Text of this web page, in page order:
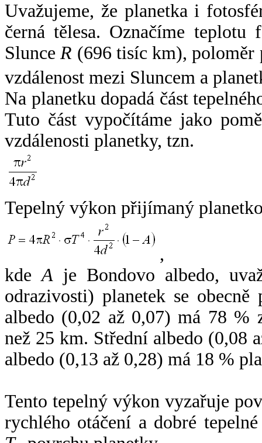
Uvažujeme, že planetka i
černá tělesa. Označíme
SlunceR (696 tisíc km),
vzdálenost mezi Sluncem a
Na planetku dopadá část
Tuto část vypočítáme jako
vzdálenosti planetky, tzn.
Tepelný výkon přijímaný
,
kdeA je Bondovo albedo,
odrazivosti) planetek se
albedo (0,02 až 0,07) má 78 %
než 25 km. Střední albedo (0,08
albedo (0,13 až 0,28) má 18 %
Tento tepelný výkon vyzařuje
rychlého otáčení a dobré